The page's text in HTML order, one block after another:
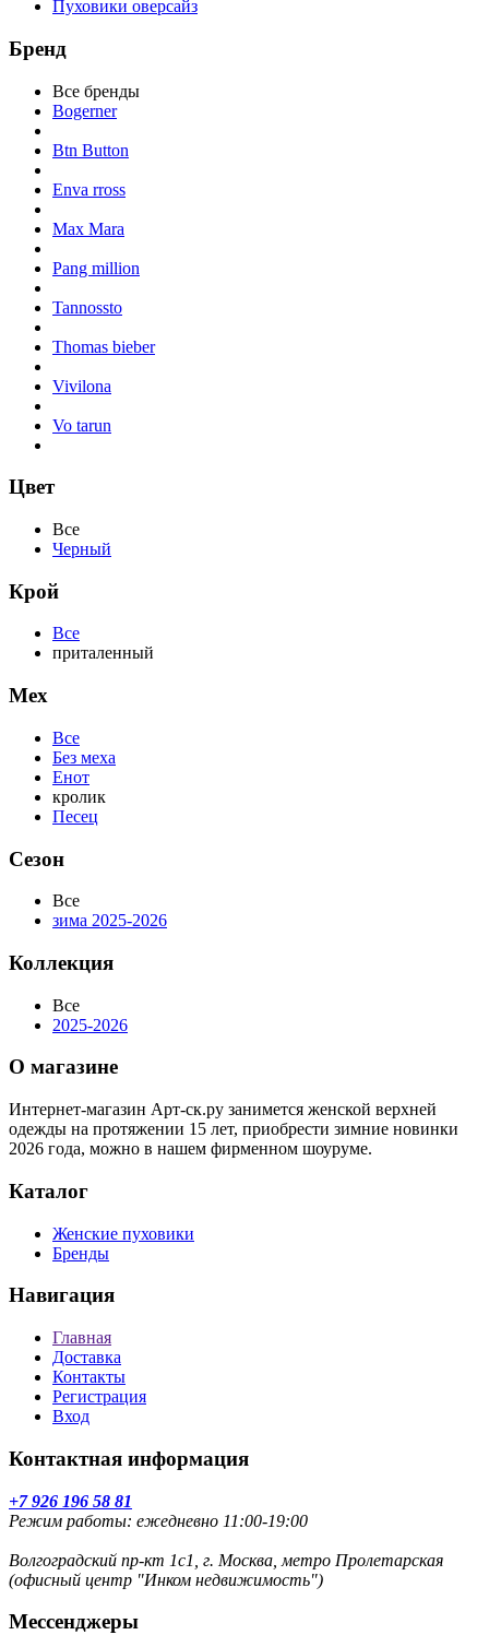
Пуховики оверсайз
Бренд
Все бренды
Bogerner
Btn Button
Enva rross
Max Mara
Pang million
Tannossto
Thomas bieber
Vivilona
Vo tarun
Цвет
Все
Черный
Крой
Все
приталенный
Мех
Все
Без меха
Енот
кролик
Песец
Сезон
Все
зима 2025-2026
Коллекция
Все
2025-2026
О магазине
Интернет-магазин Арт-ск.ру занимется женской верхней
одежды на протяжении 15 лет, приобрести зимние новинки
2026 года, можно в нашем фирменном шоуруме.
Каталог
Женские пуховики
Бренды
Навигация
Главная
Доставка
Контакты
Регистрация
Вход
Контактная информация
+7 926 196 58 81
Режим работы: ежедневно 11:00-19:00
Волгоградский пр-кт 1с1, г. Москва, метро Пролетарская
(офисный центр "Инком недвижимость")
Мессенджеры